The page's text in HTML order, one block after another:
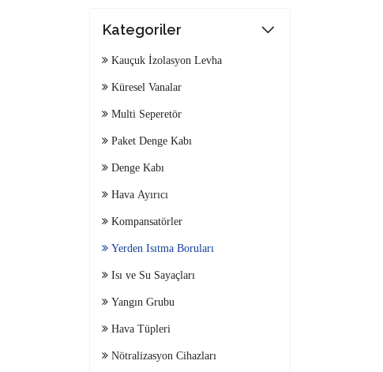
Kategoriler
Kauçuk İzolasyon Levha
Küresel Vanalar
Multi Seperetör
Paket Denge Kabı
Denge Kabı
Hava Ayırıcı
Kompansatörler
Yerden Isıtma Boruları
Isı ve Su Sayaçları
Yangın Grubu
Hava Tüpleri
Nötralizasyon Cihazları